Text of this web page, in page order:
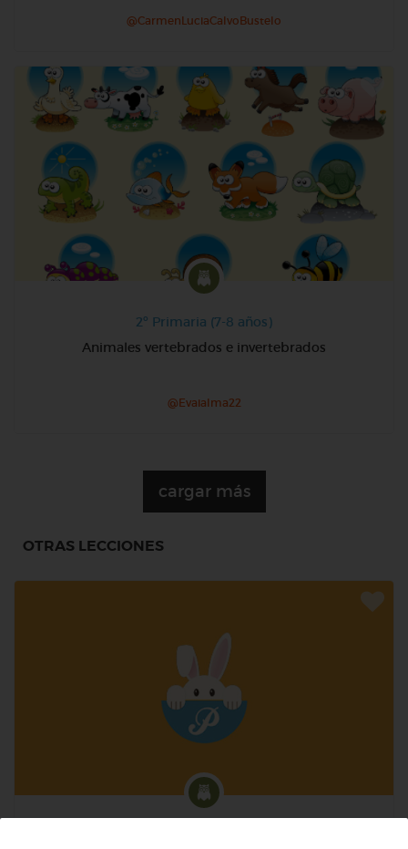
@CarmenLuciaCalvoBustelo
2º Primaria (7-8 años)
Animales vertebrados e invertebrados
@Evaialma22
cargar más
OTRAS LECCIONES